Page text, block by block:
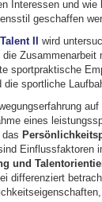
Interessen und wie
geschaffen
II
wird
die
sportpraktische
sportliche
eines
Einflussfaktoren
und
differenziert